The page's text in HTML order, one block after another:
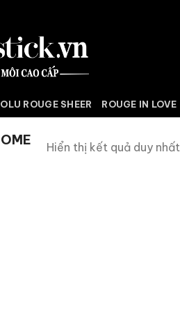
ROUGE SHEER ROUGE IN LOVE
Hiển thị kết quả duy nhất